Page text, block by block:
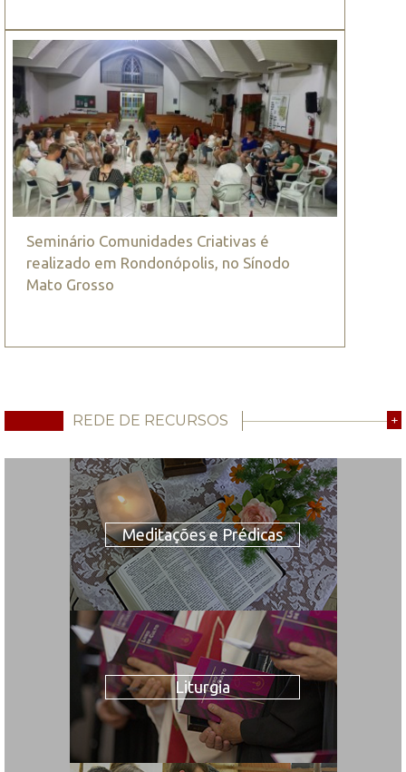
Seminário Comunidades Criativas é
realizado em Rondonópolis, no Sínodo
Mato Grosso
REDE DE RECURSOS +
Meditações e Prédicas
Liturgia